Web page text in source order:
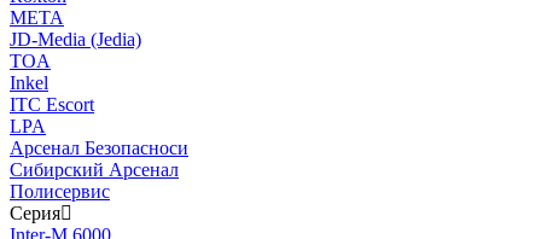
МЕТА
JD-Media (Jedia)
TOA
Inkel
ITC Escort
LPA
Арсенал Безопасноси
Сибирский Арсенал
Полисервис
Серия
Inter-M 6000